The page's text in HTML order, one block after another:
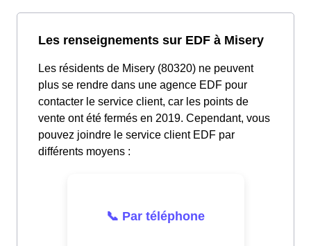
Les renseignements sur EDF à Misery
Les résidents de Misery (80320) ne peuvent
plus se rendre dans une agence EDF pour
contacter le service client, car les points de
vente ont été fermés en 2019. Cependant, vous
pouvez joindre le service client EDF par
différents moyens :
📞 Par téléphone